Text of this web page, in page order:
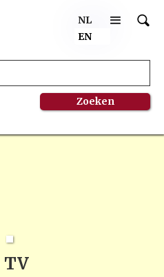
NL
EN
TV